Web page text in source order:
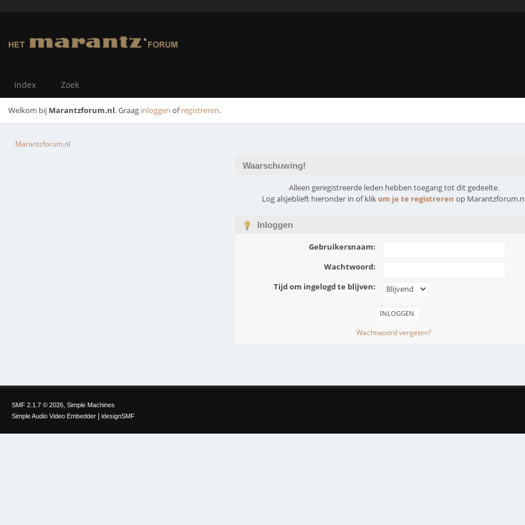
Index Zoek
Welkom bij Marantzforum.nl. Graag inloggen ofregistreren.
Marantzforum.nl
Waarschuwing!
Alleen geregistreerde leden hebben toegang tot dit gedeelte.
Log alsjeblieft hieronder in of klikom je te registreren op
Inloggen
Gebruikersnaam:
Wachtwoord:
Tijd om ingelogd te blijven:
Wachtwoord vergeten?
SMF 2.1.7 © 2026, Simple Machines
Simple Audio Video Embedder
idesignSMF